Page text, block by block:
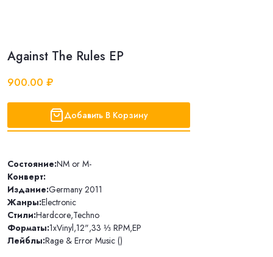
Against The Rules EP
900.00 ₽
Добавить В Корзину
Состояние:NM or M-
Конверт:
Издание:Germany 2011
Жанры:Electronic
Стили:Hardcore,Techno
Форматы:1xVinyl,12",33 ⅓ RPM,EP
Лейблы:Rage & Error Music ()